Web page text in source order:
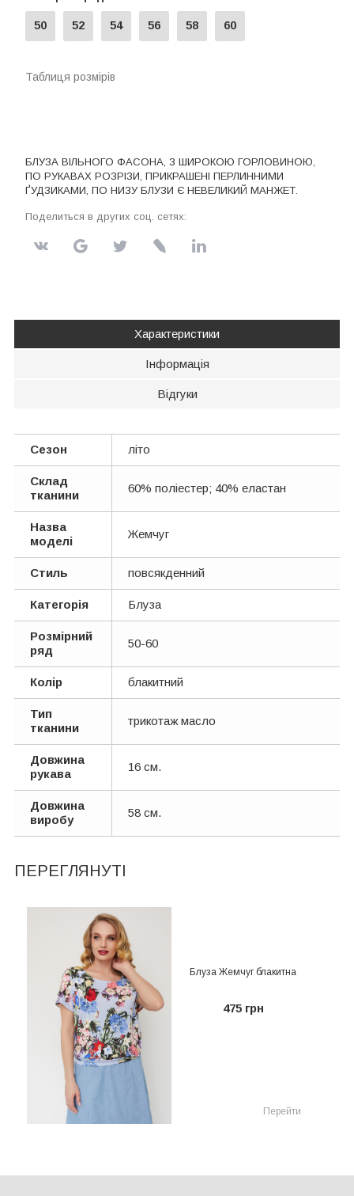
50 52 54 56 58 60
Таблиця розмірів
БЛУЗА ВІЛЬНОГО ФАСОНА, З ШИРОКОЮ ГОРЛОВИНОЮ,
ПО РУКАВАХ РОЗРІЗИ, ПРИКРАШЕНІ ПЕРЛИННИМИ
ҐУДЗИКАМИ, ПО НИЗУ БЛУЗИ Є НЕВЕЛИКИЙ МАНЖЕТ.
Поделиться в других соц. сетях:
Характеристики
Інформація
Відгуки
Сезон літо
Склад
тканини
60% поліестер; 40% еластан
Назва
моделі
Жемчуг
Стиль повсякденний
Категорія Блуза
Розмірний
ряд
50-60
Колір блакитний
Тип
тканини
трикотаж масло
Довжина
рукава
16 см.
Довжина
виробу
58 см.
ПЕРЕГЛЯНУТІ
Блуза Жемчуг блакитна
475 грн
Перейти